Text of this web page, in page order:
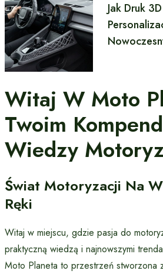
Jak Druk
Witaj W Moto
Twoim
Wiedzy
Świat Motoryzacji Na
Ręki
Witaj w miejscu, gdzie pasja do
praktyczną wiedzą i najnowszymi
Moto Planeta to przestrzeń stworzona